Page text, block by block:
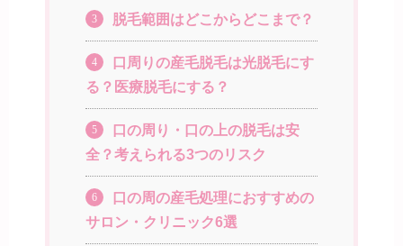
3 脱毛範囲はどこからどこまで？
4
口周りの産毛脱毛は光脱毛にす
る？医療脱毛にする？
5
口の周り・口の上の脱毛は安
全？考えられる3つのリスク
6
口の周の産毛処理におすすめの
サロン・クリニック6選